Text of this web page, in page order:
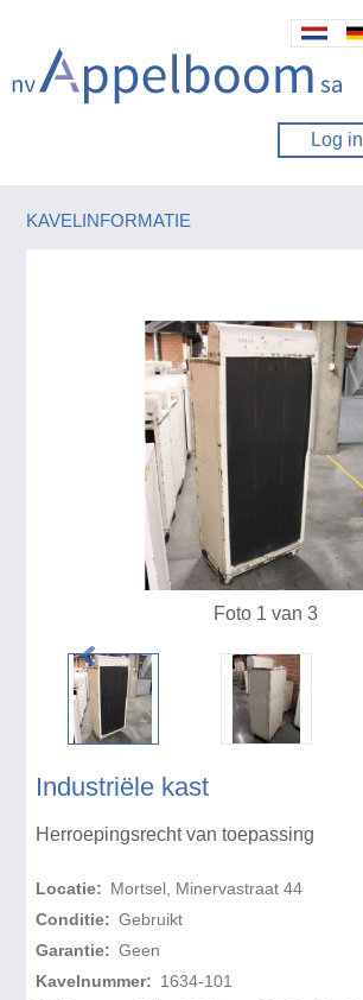
Log in
KAVELINFORMATIE
Industriële kast
Herroepingsrecht van toepassing
Locatie: Mortsel, Minervastraat 44
Conditie: Gebruikt
Garantie: Geen
Kavelnummer: 1634-101
Foto 1 van 3